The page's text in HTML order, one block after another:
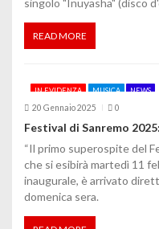
singolo "Inuyasha" (disco
READ MORE
IN EVIDENZA MUSICA NEWS
20 Gennaio 2025 0
Festival di Sanremo
“Il primo superospite del
che si esibirà martedì 11
inaugurale, è arrivato
domenica sera.